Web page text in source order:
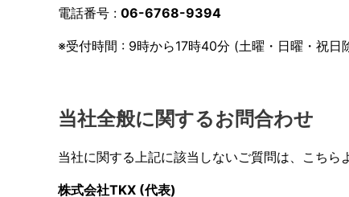
電話番号 : 06-6768-9394
※受付時間 : 9時から17時40分 (土曜・日曜・祝日
当社全般に関するお問合わせ
当社に関する上記に該当しないご質問は、こちら
株式会社TKX (代表)